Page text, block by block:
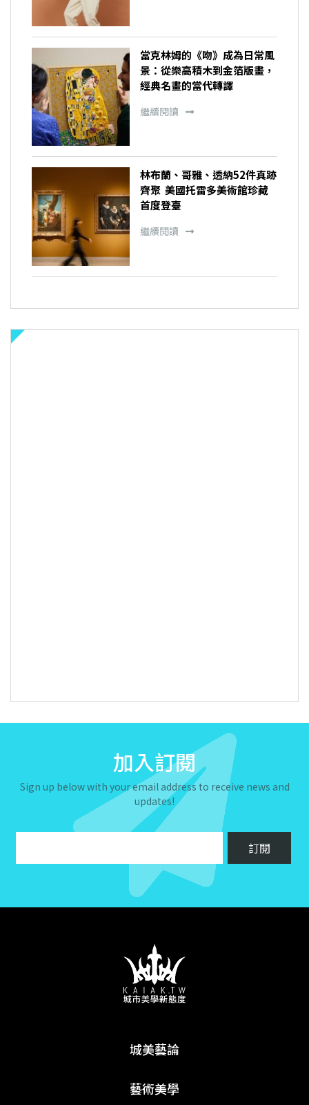
當克林姆的《吻》成為日常風
景：從樂高積木到金箔版畫，
經典名畫的當代轉譯
繼續閱讀
林布蘭、哥雅、透納52件真跡
齊聚 美國托雷多美術館珍藏
首度登臺
繼續閱讀
加入訂閱
Sign up below with your email address to receive news and
updates!
城美藝論
藝術美學